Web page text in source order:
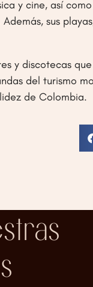
y cine, así
sus
y discotecas
del turismo
de Colombia.